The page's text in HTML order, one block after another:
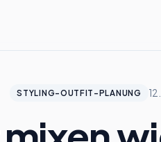
STYLING-OUTFIT-PLANUNG